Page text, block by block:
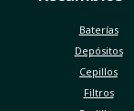
Baterías
Depósitos
Cepillos
Filtros